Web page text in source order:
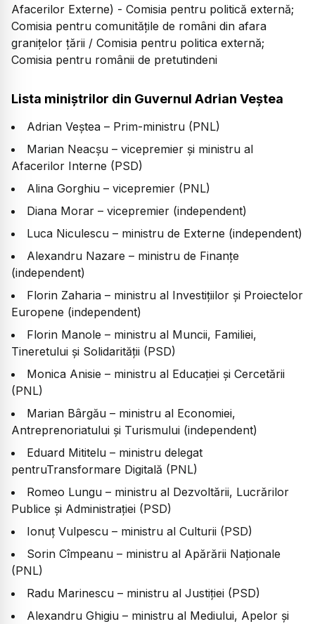
Afacerilor Externe) - Comisia pentru politică externă;
Comisia pentru comunitățile de români din afara
granițelor țării / Comisia pentru politica externă;
Comisia pentru românii de pretutindeni
Lista miniștrilor din Guvernul Adrian Veștea
Adrian Veștea – Prim-ministru (PNL)
Marian Neacșu – vicepremier și ministru al
Afacerilor Interne (PSD)
Alina Gorghiu – vicepremier (PNL)
Diana Morar – vicepremier (independent)
Luca Niculescu – ministru de Externe (independent)
Alexandru Nazare – ministru de Finanțe
(independent)
Florin Zaharia – ministru al Investițiilor și Proiectelor
Europene (independent)
Florin Manole – ministru al Muncii, Familiei,
Tineretului și Solidarității (PSD)
Monica Anisie – ministru al Educației și Cercetării
(PNL)
Marian Bârgău – ministru al Economiei,
Antreprenoriatului și Turismului (independent)
Eduard Mititelu – ministru delegat
pentruTransformare Digitală (PNL)
Romeo Lungu – ministru al Dezvoltării, Lucrărilor
Publice și Administrației (PSD)
Ionuț Vulpescu – ministru al Culturii (PSD)
Sorin Cîmpeanu – ministru al Apărării Naționale
(PNL)
Radu Marinescu – ministru al Justiției (PSD)
Alexandru Ghigiu – ministru al Mediului, Apelor și